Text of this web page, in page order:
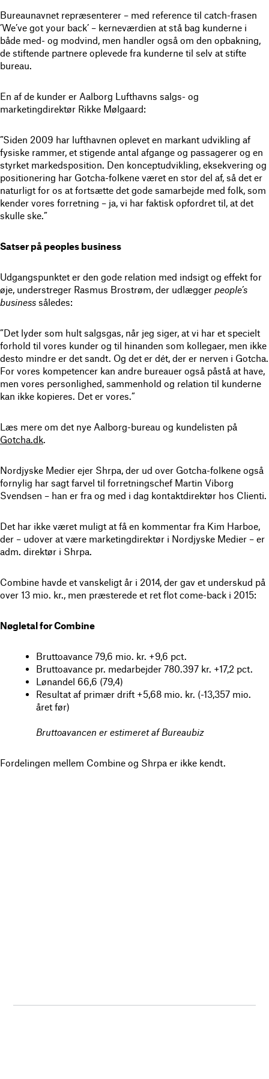
Bureaunavnet repræsenterer – med reference til catch-frasen
’We’ve got your back’ – kerneværdien at stå bag kunderne i
både med- og modvind, men handler også om den opbakning,
de stiftende partnere oplevede fra kunderne til selv at stifte
bureau.
En af de kunder er Aalborg Lufthavns salgs- og
marketingdirektør Rikke Mølgaard:
”Siden 2009 har lufthavnen oplevet en markant udvikling af
fysiske rammer, et stigende antal afgange og passagerer og en
styrket markedsposition. Den konceptudvikling, eksekvering og
positionering har Gotcha-folkene været en stor del af, så det er
naturligt for os at fortsætte det gode samarbejde med folk, som
kender vores forretning – ja, vi har faktisk opfordret til, at det
skulle ske.”
Satser på peoples business
Udgangspunktet er den gode relation med indsigt og effekt for
øje, understreger Rasmus Brostrøm, der udlægger people’s
business således:
”Det lyder som hult salgsgas, når jeg siger, at vi har et specielt
forhold til vores kunder og til hinanden som kollegaer, men ikke
desto mindre er det sandt. Og det er dét, der er nerven i Gotcha.
For vores kompetencer kan andre bureauer også påstå at have,
men vores personlighed, sammenhold og relation til kunderne
kan ikke kopieres. Det er vores.”
Læs mere om det nye Aalborg-bureau og kundelisten på
Gotcha.dk.
Nordjyske Medier ejer Shrpa, der ud over Gotcha-folkene også
fornylig har sagt farvel til forretningschef Martin Viborg
Svendsen – han er fra og med i dag kontaktdirektør hos Clienti.
Det har ikke været muligt at få en kommentar fra Kim Harboe,
der – udover at være marketingdirektør i Nordjyske Medier – er
adm. direktør i Shrpa.
Combine havde et vanskeligt år i 2014, der gav et underskud på
over 13 mio. kr., men præsterede et ret flot come-back i 2015:
Nøgletal for Combine
Bruttoavance 79,6 mio. kr. +9,6 pct.
Bruttoavance pr. medarbejder 780.397 kr. +17,2 pct.
Lønandel 66,6 (79,4)
Resultat af primær drift +5,68 mio. kr. (-13,357 mio.
året før)
Bruttoavancen er estimeret af Bureaubiz
Fordelingen mellem Combine og Shrpa er ikke kendt.